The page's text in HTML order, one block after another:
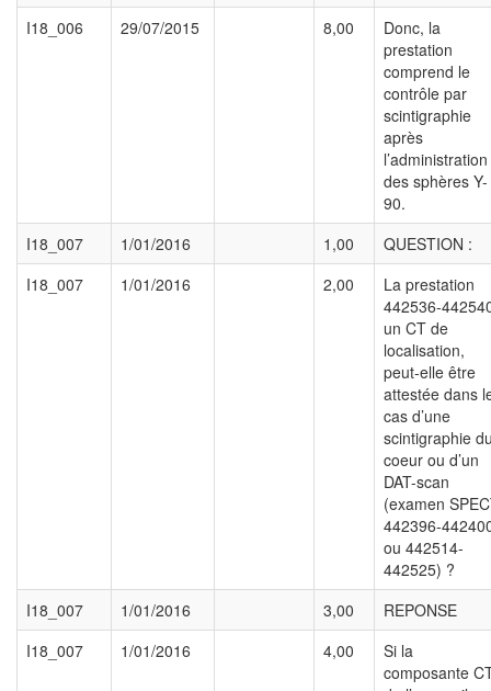
I18_006
29/07/2015 8,00
Donc, la
prestation
comprend le
contrôle par
scintigraphie
après
l’administration
des sphères Y-
90.
I18_007
1/01/2016 1,00
QUESTION :
I18_007
1/01/2016 2,00
La prestation
442536-
un CT de
localisation,
peut-elle être
attestée dans
cas d’une
scintigraphie
coeur ou d’un
DAT-scan
(examen
442396-
ou 442514-
442525) ?
I18_007
1/01/2016 3,00
REPONSE
I18_007
1/01/2016 4,00
Si la
composante